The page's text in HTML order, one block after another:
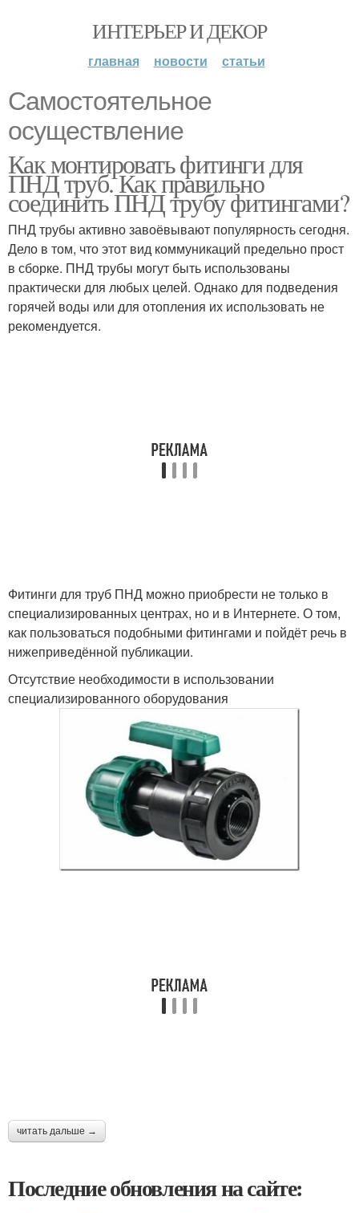
ИНТЕРЬЕР И ДЕКОР
главная новости статьи
Самостоятельное
осуществление
Как монтировать фитинги для
ПНД труб. Как правильно
соединить ПНД трубу фитингами?
ПНД трубы активно завоёвывают популярность сегодня.
Дело в том, что этот вид коммуникаций предельно прост
в сборке. ПНД трубы могут быть использованы
практически для любых целей. Однако для подведения
горячей воды или для отопления их использовать не
рекомендуется.
Фитинги для труб ПНД можно приобрести не только в
специализированных центрах, но и в Интернете. О том,
как пользоваться подобными фитингами и пойдёт речь в
нижеприведённой публикации.
Отсутствие необходимости в использовании
специализированного оборудования
читать дальше →
Последние обновления на сайте: